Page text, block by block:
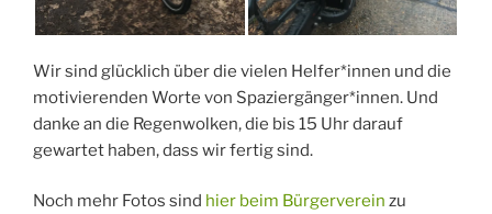
Wir sind glücklich über die vielen Helfer*innen und die
motivierenden Worte von Spaziergänger*innen. Und
danke an die Regenwolken, die bis 15 Uhr darauf
gewartet haben, dass wir fertig sind.
Noch mehr Fotos sind hier beim Bürgerverein zu